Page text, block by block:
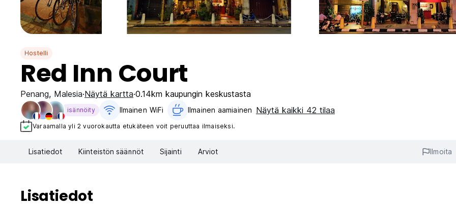
Hostelli
Red Inn Court
Penang, Malesia Näytä kartta 0.14km kaupungin keskustasta
isännöity Ilmainen WiFi Ilmainen aamiainen‎ Näytä kaikki 42 tilaa
Varaamalla yli 2 vuorokautta etukäteen voit peruuttaa ilmaiseksi.
Lisatiedot Kiinteistön säännöt Sijainti Arviot Ilmoita
Lisatiedot